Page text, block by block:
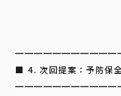
■ 4. 次回提案：予防保